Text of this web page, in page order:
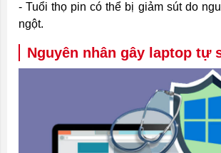
- Tuổi thọ pin có thể bị giảm sút do
ngột.
Nguyên nhân gây laptop tự